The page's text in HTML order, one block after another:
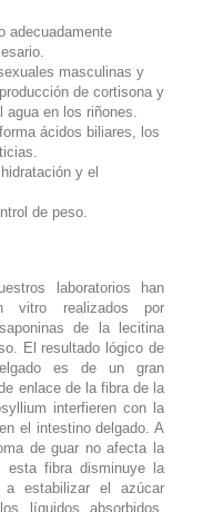
adecuadamente
masculinas y
de cortisona y
agua en los riñones.
ácidos biliares, los
y el
de peso.
laboratorios han
vitro realizados por
de la lecitina
El resultado lógico de
es de un gran
enlace de la fibra de la
interfieren con la
el intestino delgado. A
de guar no afecta la
esta fibra disminuye la
estabilizar el azúcar
líquidos absorbidos,